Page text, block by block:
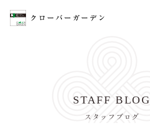
STAFF BLOG
スタッフブログ